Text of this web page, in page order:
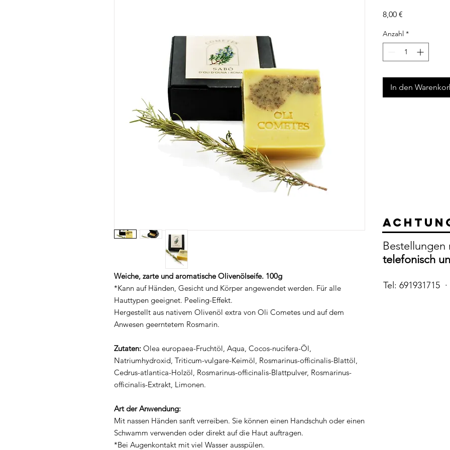
Weiche, zarte und aromatische Olivenölseife. 100g
*Kann auf Händen, Gesicht und Körper angewendet werden. Für alle
Hauttypen geeignet. Peeling-Effekt.
Hergestellt aus nativem Olivenöl extra von Oli Cometes und auf dem
Anwesen geerntetem Rosmarin.
Zutaten: Olea europaea-Fruchtöl, Aqua, Cocos-nucifera-Öl,
Natriumhydroxid, Triticum-vulgare-Keimöl, Rosmarinus-officinalis-Blattöl,
Cedrus-atlantica-Holzöl, Rosmarinus-officinalis-Blattpulver, Rosmarinus-
officinalis-Extrakt, Limonen.
Art der Anwendung:
Mit nassen Händen sanft verreiben. Sie können einen Handschuh oder einen
Schwamm verwenden oder direkt auf die Haut auftragen.
*Bei Augenkontakt mit viel Wasser ausspülen.
8,00 €
Anzahl *
In den
Bestellungen
telefonisch
Tel: 691931715 ·